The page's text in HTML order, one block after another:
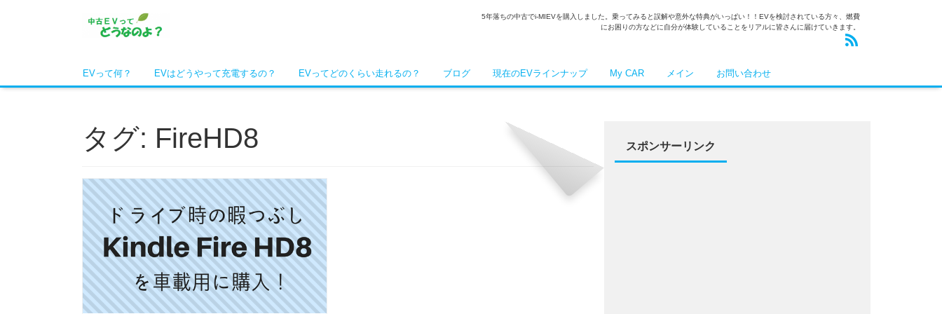
5年落ちの中古でi-MIEVを購入しました。乗ってみると誤解や意外な特典がいっぱい！！EVを検討されている方々、燃費
にお困りの方などに自分が体験していることをリアルに皆さんに届けていきます。
EVって何？ EVはどうやって充電するの？ EVってどのくらい走れるの？ ブログ 現在のEVラインナップ My CAR メイン お問い合わせ
タグ: FireHD8 スポンサーリンク